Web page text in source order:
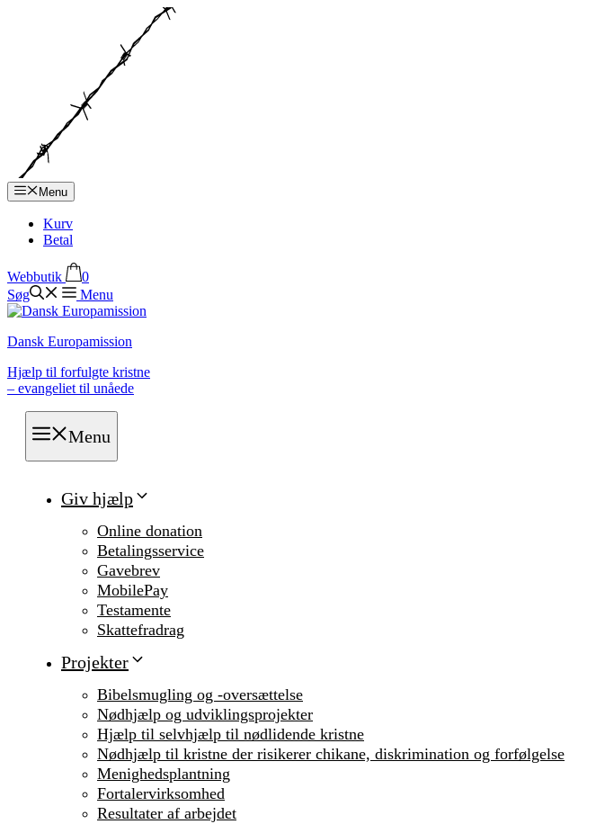
Menu
Kurv
Betal
Webbutik
0
Søg
Menu
Dansk Europamission
Hjælp til forfulgte kristne
– evangeliet til unåede
Menu
Giv hjælp
Online donation
Betalingsservice
Gavebrev
MobilePay
Testamente
Skattefradrag
Projekter
Bibelsmugling og -oversættelse
Nødhjælp og udviklingsprojekter
Hjælp til selvhjælp til nødlidende kristne
Nødhjælp til kristne der risikerer chikane, diskrimination og forfølgelse
Menighedsplantning
Fortalervirksomhed
Resultater af arbejdet